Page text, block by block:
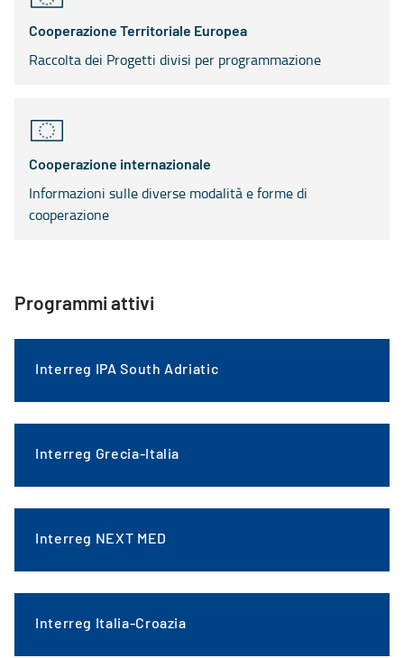
Cooperazione Territoriale Europea
Raccolta dei Progetti divisi per programmazione
Cooperazione internazionale
Informazioni sulle diverse modalità e forme di
cooperazione
Programmi attivi
Interreg IPA South Adriatic
Interreg Grecia-Italia
Interreg NEXT MED
Interreg Italia-Croazia